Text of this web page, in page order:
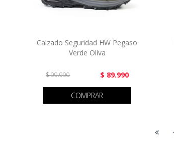
Calzado Seguridad HW Pegaso
Verde Oliva
$ 99.990 $ 89.990
COMPRAR